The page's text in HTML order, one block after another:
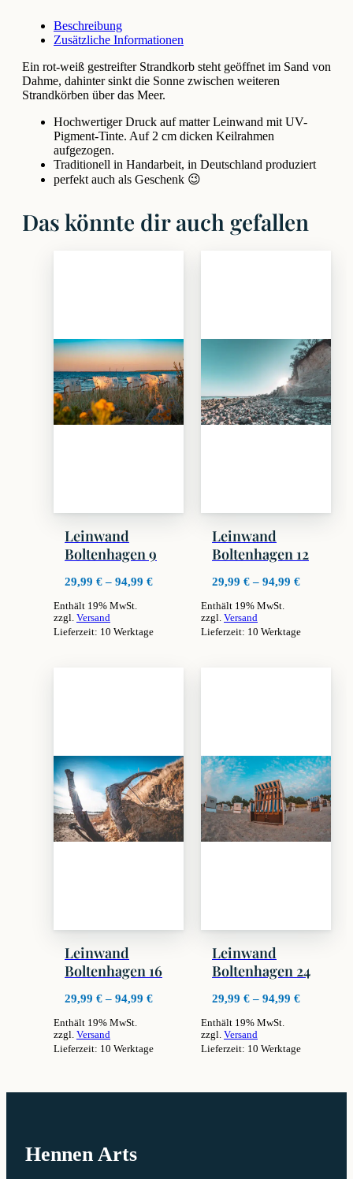
Beschreibung
Zusätzliche Informationen
Ein rot-weiß gestreifter Strandkorb steht geöffnet im Sand von
Dahme, dahinter sinkt die Sonne zwischen weiteren
Strandkörben über das Meer.
Hochwertiger Druck auf matter Leinwand mit UV-
Pigment-Tinte. Auf 2 cm dicken Keilrahmen
aufgezogen.
Traditionell in Handarbeit, in Deutschland produziert
perfekt auch als Geschenk 😉
Das könnte dir auch gefallen
Leinwand
Boltenhagen 9
29,99 € – 94,99 €Preisspanne:
Enthält 19% MwSt.
zzgl. Versand
Lieferzeit: 10 Werktage
Optionen
können
auf
der
Produktseite
gewählt
werden
Leinwand
Boltenhagen 12
29,99 € – 94,99 €
Enthält 19% MwSt.
zzgl. Versand
Lieferzeit: 10 Werktage
Optionen
können
auf
der
Produktseite
gewählt
werden
Leinwand
Boltenhagen 16
29,99 € – 94,99 €Preisspanne:
Enthält 19% MwSt.
zzgl. Versand
Lieferzeit: 10 Werktage
Die
Leinwand
Boltenhagen 24
29,99 € – 94,99 €
Enthält 19% MwSt.
zzgl. Versand
Lieferzeit: 10 Werktage
Hennen Arts